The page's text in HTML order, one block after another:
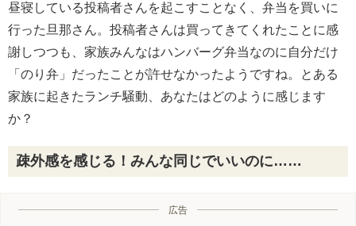
昼寝している投稿者さんを起こすことなく、弁当を買いに
行った旦那さん。投稿者さんは買ってきてくれたことに感
謝しつつも、家族みんなはハンバーグ弁当なのに自分だけ
「のり弁」だったことが許せなかったようですね。とある
家族に起きたランチ騒動、あなたはどのように感じます
か？
疎外感を感じる！みんな同じでいいのに……
広告